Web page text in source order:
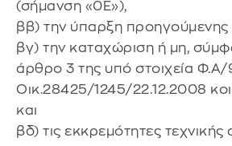
(σήμανση «0Ε»),
ββ) την ύπαρξη προηγούμενης
βγ) την καταχώριση ή μη,
άρθρο 3 της υπό στοιχεία
Οικ.28425/1245/22.12.2008
και
βδ) τις εκκρεμότητες